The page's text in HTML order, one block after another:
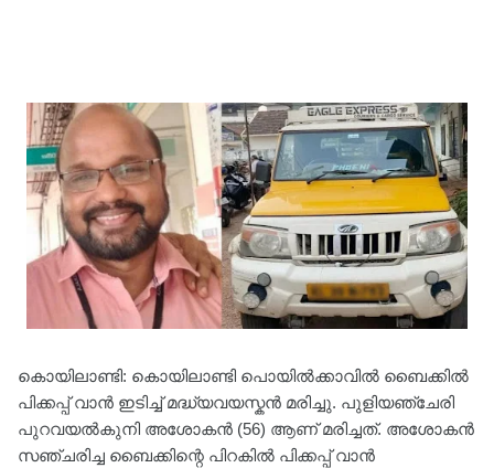
കൊയിലാണ്ടി: കൊയിലാണ്ടി പൊയില്‍ക്കാവില്‍ ബൈക്കില്‍
പിക്കപ്പ് വാന്‍ ഇടിച്ച് മദ്ധ്യവയസ്കൻ മരിച്ചു. പുളിയഞ്ചേരി
പുറവയല്‍കുനി അശോകന്‍ (56) ആണ് മരിച്ചത്. അശോകന്‍
സഞ്ചരിച്ച ബൈക്കിന്റെ പിറകില്‍ പിക്കപ്പ് വാന്‍